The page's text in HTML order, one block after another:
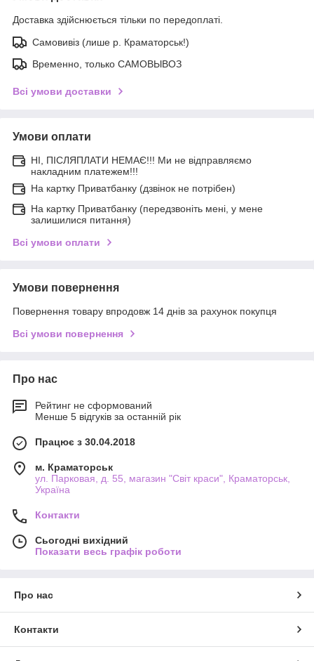
Доставка здійснюється тільки по передоплаті.
Самовивіз (лише р. Краматорськ!)
Временно, только САМОВЫВОЗ
Всі умови доставки
Умови оплати
НІ, ПІСЛЯПЛАТИ НЕМАЄ!!! Ми не відправляємо
накладним платежем!!!
На картку Приватбанку (дзвінок не потрібен)
На картку Приватбанку (передзвоніть мені, у мене
залишилися питання)
Всі умови оплати
Умови повернення
Повернення товару впродовж 14 днів за рахунок покупця
Всі умови повернення
Про нас
Рейтинг не сформований
Менше 5 відгуків за останній рік
Працює з 30.04.2018
м. Краматорськ
ул. Парковая, д. 55, магазин "Світ краси", Краматорськ,
Україна
Контакти
Сьогодні вихідний
Показати весь графік роботи
Про нас
Контакти